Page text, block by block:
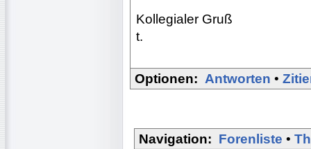
Kollegialer Gruß
t.
Optionen: Antworten •
Navigation: Forenliste •